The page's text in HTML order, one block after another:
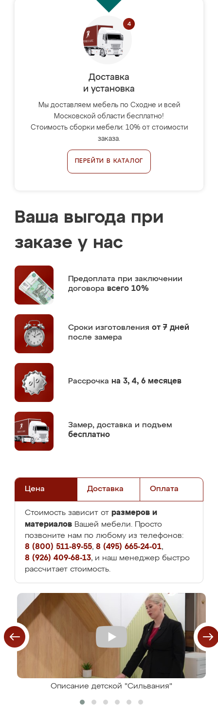
Доставка
и установка
Мы доставляем мебель по Сходне и всей
Московской области бесплатно!
Стоимость сборки мебели: 10% от стоимости
заказа.
ПЕРЕЙТИ В КАТАЛОГ
Ваша выгода при
заказе у нас
Предоплата при заключении
договора всего 10%
Сроки изготовления от 7 дней
после замера
Рассрочка на 3, 4, 6 месяцев
Замер, доставка и подъем
бесплатно
Цена Доставка Оплата
Стоимость зависит от размеров и
материалов Вашей мебели. Просто
позвоните нам по любому из телефонов:
8 (800) 511-89-55, 8 (495) 665-24-01,
8 (926) 409-68-13, и наш менеджер быстро
рассчитает стоимость.
Описание детской "Сильвания"